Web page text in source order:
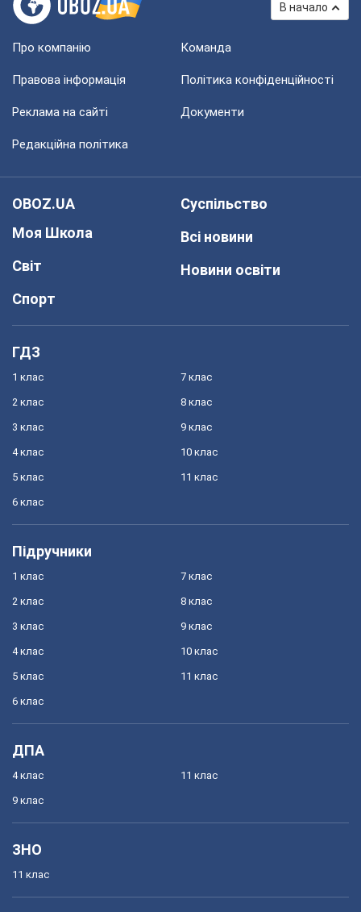
В начало
Про компанію Команда
Правова інформація Політика конфіденційності
Реклама на сайті Документи
Редакційна політика
OBOZ.UA
Моя Школа
Світ
Спорт
Суспільство
Всі новини
Новини освіти
ГДЗ
1 клас
2 клас
3 клас
4 клас
5 клас
6 клас
7 клас
8 клас
9 клас
10 клас
11 клас
Підручники
1 клас
2 клас
3 клас
4 клас
5 клас
6 клас
7 клас
8 клас
9 клас
10 клас
11 клас
ДПА
4 клас
9 клас
11 клас
ЗНО
11 клас